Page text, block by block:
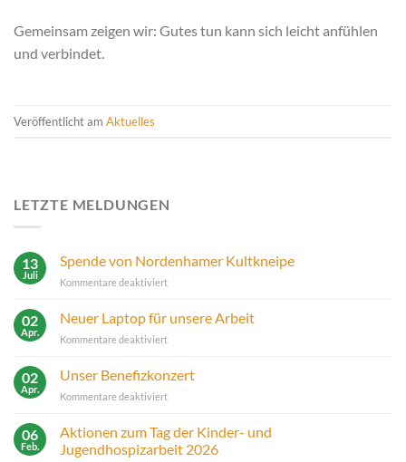
Gemeinsam zeigen wir: Gutes tun kann sich leicht anfühlen
und verbindet.
Veröffentlicht am Aktuelles
LETZTE MELDUNGEN
13
Juli
Spende von Nordenhamer Kultkneipe
Kommentare deaktiviertfür
Nordenhamer
Kultkneipe
02
Apr.
Neuer Laptop für unsere Arbeit
Kommentare deaktiviertfür
Laptop
für
unsere
02
Apr.
Unser Benefizkonzert
Kommentare deaktiviertfür
Benefizkonzert
06
Feb.
Aktionen zum Tag der Kinder- und
Jugendhospizarbeit 2026